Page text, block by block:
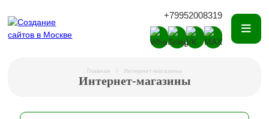
+79952008319
Главная Интернет-магазины
Интернет-магазины